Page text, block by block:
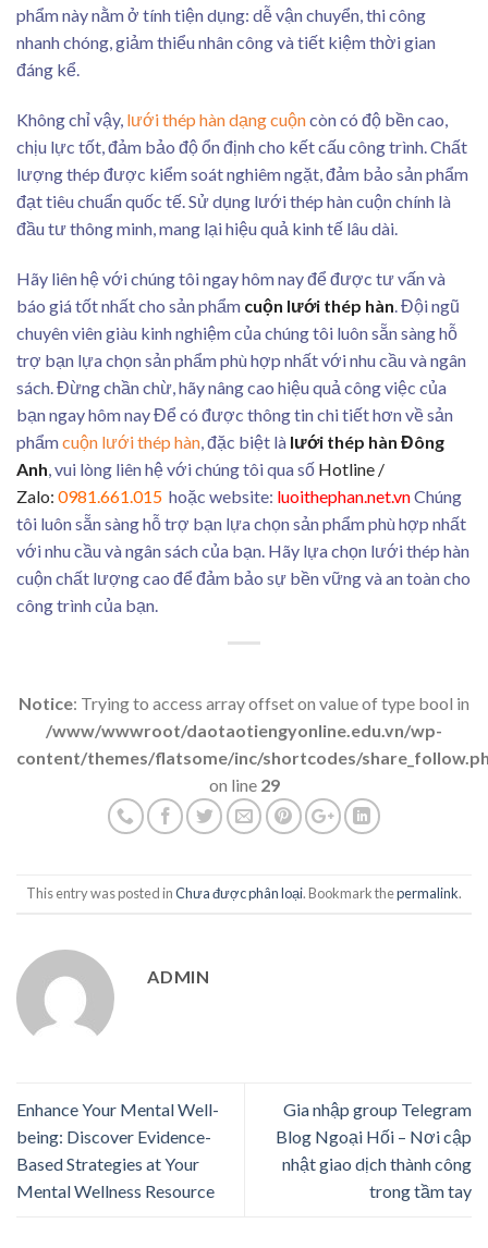
phẩm này nằm ở tính tiện dụng: dễ vận chuyển, thi công
nhanh chóng, giảm thiểu nhân công và tiết kiệm thời gian
đáng kể.
Không chỉ vậy, lưới thép hàn dạng cuộncòn có độ bền cao,
chịu lực tốt, đảm bảo độ ổn định cho kết cấu công trình. Chất
lượng thép được kiểm soát nghiêm ngặt, đảm bảo sản phẩm
đạt tiêu chuẩn quốc tế. Sử dụng lưới thép hàn cuộn chính là
đầu tư thông minh, mang lại hiệu quả kinh tế lâu dài.
Hãy liên hệ với chúng tôi ngay hôm nay để được tư vấn và
báo giá tốt nhất cho sản phẩm cuộn lưới thép hàn . Đội ngũ
chuyên viên giàu kinh nghiệm của chúng tôi luôn sẵn sàng hỗ
trợ bạn lựa chọn sản phẩm phù hợp nhất với nhu cầu và ngân
sách. Đừng chần chừ, hãy nâng cao hiệu quả công việc của
bạn ngay hôm nayĐể có được thông tin chi tiết hơn về sản
phẩmcuộn lưới thép hàn , đặc biệt là lưới thép hàn Đông
Anh , vui lòng liên hệ với chúng tôi qua số Hotline /
Zalo: 0981.661.015 hoặc website: luoithephan.net.vnChúng
tôi luôn sẵn sàng hỗ trợ bạn lựa chọn sản phẩm phù hợp nhất
với nhu cầu và ngân sách của bạn. Hãy lựa chọn lưới thép hàn
cuộn chất lượng cao để đảm bảo sự bền vững và an toàn cho
công trình của bạn.
Notice: Trying to access array offset on value of type bool in
/www/wwwroot/daotaotiengyonline.edu.vn/wp-
content/themes/flatsome/inc/shortcodes/
on line 29
This entry was posted inChưa được phân loại. Bookmark thepermalink.
ADMIN
Enhance Your Mental Well-
being: Discover Evidence-
Based Strategies at Your
Mental Wellness Resource
Gia nhập group Telegram
Blog Ngoại Hối – Nơi cập
nhật giao dịch thành công
trong tầm tay